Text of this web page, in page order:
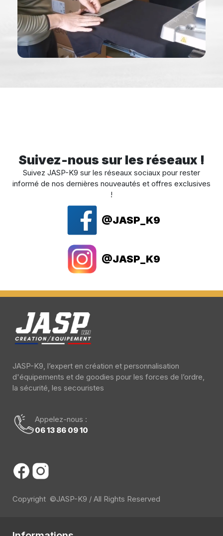
Suivez-nous sur les réseaux !
Suivez JASP-K9 sur les réseaux sociaux pour rester
informé de nos dernières nouveautés et offres exclusives
!
@JASP_K9
@JASP_K9
JASP-K9, l’expert en création et personnalisation
d'équipements et de goodies pour les forces de l’ordre,
la sécurité, les secouristes
Appelez-nous :
06 13 86 09 10
Copyright ©JASP-K9 / All Rights Reserved